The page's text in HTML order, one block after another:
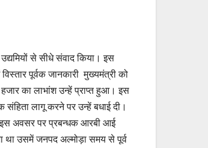
से सीधे संवाद किया। इस
पूर्वक जानकारी मुख्यमंत्री को
का लाभांश उन्हें प्राप्त हुआ। इस
लागू करने पर उन्हें बधाई दी।
इस अवसर पर प्रबन्धक आरबी आई
था उसमें जनपद अल्मोड़ा समय से पूर्व